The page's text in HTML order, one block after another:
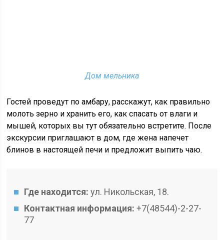
Дом мельника
Гостей проведут по амбару, расскажут, как правильно
молоть зерно и хранить его, как спасать от влаги и
мышей, которых вы тут обязательно встретите. После
экскурсии приглашают в дом, где жена напечет
блинов в настоящей печи и предложит выпить чаю.
Где находится: ул. Никольская, 18.
Контактная информация: +7(48544)-2-27-
77